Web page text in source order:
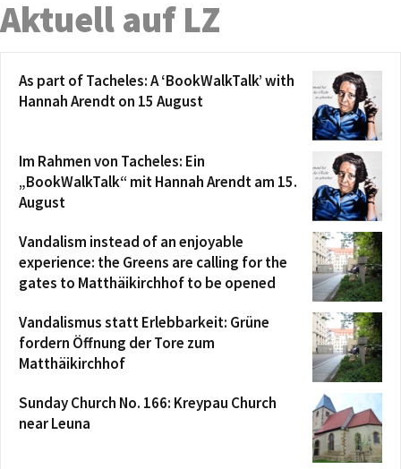
Aktuell auf LZ
As part of Tacheles: A ‘BookWalkTalk’ with
Hannah Arendt on 15 August
Im Rahmen von Tacheles: Ein
„BookWalkTalk“ mit Hannah Arendt am 15.
August
Vandalism instead of an enjoyable
experience: the Greens are calling for the
gates to Matthäikirchhof to be opened
Vandalismus statt Erlebbarkeit: Grüne
fordern Öffnung der Tore zum
Matthäikirchhof
Sunday Church No. 166: Kreypau Church
near Leuna